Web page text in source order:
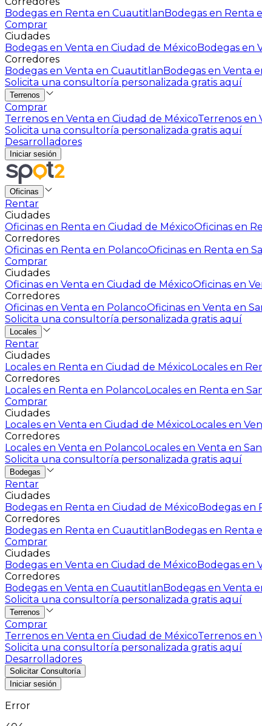
Bodegas en Renta en CuautitlanBodegas en Renta
Comprar
Ciudades
Bodegas en Venta en Ciudad de MéxicoBodegas en
Corredores
Bodegas en Venta en CuautitlanBodegas en Venta
Solicita una consultoría personalizada gratis aquí
Terrenos
Comprar
Terrenos en Venta en Ciudad de MéxicoTerrenos en
Solicita una consultoría personalizada gratis aquí
Desarrolladores
Iniciar sesión
Oficinas
Rentar
Ciudades
Oficinas en Renta en Ciudad de MéxicoOficinas en
Corredores
Oficinas en Renta en PolancoOficinas en Renta en
Comprar
Ciudades
Oficinas en Venta en Ciudad de MéxicoOficinas en
Corredores
Oficinas en Venta en PolancoOficinas en Venta en
Solicita una consultoría personalizada gratis aquí
Locales
Rentar
Ciudades
Locales en Renta en Ciudad de MéxicoLocales en
Corredores
Locales en Renta en PolancoLocales en Renta en
Comprar
Ciudades
Locales en Venta en Ciudad de MéxicoLocales en
Corredores
Locales en Venta en PolancoLocales en Venta en
Solicita una consultoría personalizada gratis aquí
Bodegas
Rentar
Ciudades
Bodegas en Renta en Ciudad de MéxicoBodegas en
Corredores
Bodegas en Renta en CuautitlanBodegas en Renta
Comprar
Ciudades
Bodegas en Venta en Ciudad de MéxicoBodegas en
Corredores
Bodegas en Venta en CuautitlanBodegas en Venta
Solicita una consultoría personalizada gratis aquí
Terrenos
Comprar
Terrenos en Venta en Ciudad de MéxicoTerrenos en
Solicita una consultoría personalizada gratis aquí
Desarrolladores
Solicitar Consultoría
Iniciar sesión
Error